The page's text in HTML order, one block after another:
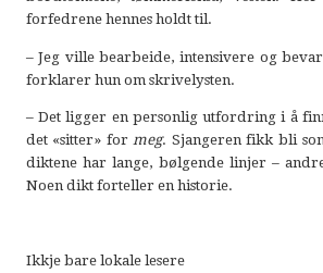
forfedrene hennes holdt til.
– Jeg ville bearbeide, intensivere og
forklarer hun om skrivelysten.
– Det ligger en personlig utfordring i å
det «sitter» for meg. Sjangeren fikk bli
diktene har lange, bølgende linjer –
Noen dikt forteller en historie.
Ikkje bare lokale lesere